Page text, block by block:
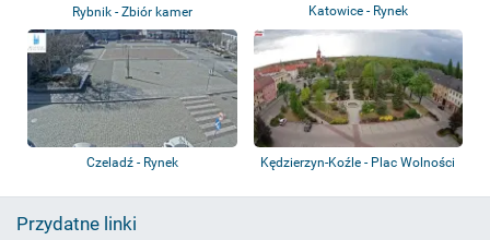
Rybnik - Zbiór kamer Katowice - Rynek
Czeladź - Rynek Kędzierzyn-Koźle - Plac Wolności
Przydatne linki